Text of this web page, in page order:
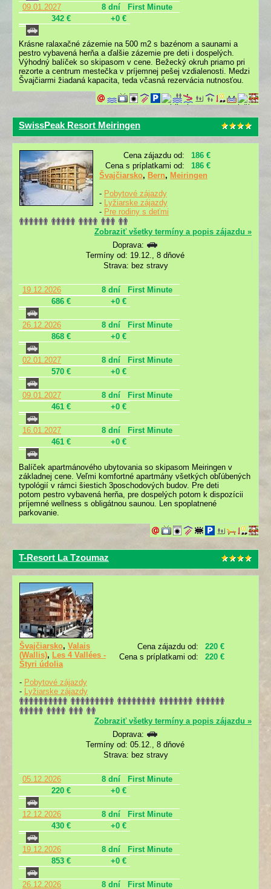
09.01.2027 8 dní
First Minute
342 €
+0 €
Krásne ralaxačné zázemie na 500 m2 s bazénom a saunami a
pestro vybavená herňa a ďalšie zázemie pre deti i dospelých.
Výhodný balíček so skipasom v cene. Bežecký okruh priamo pri
rezorte a centrum mestečka v príjemnej pešej vzdialenosti. Medzi
Švajčiarmi žiadaná kapacita, teda včasná rezervácia nutnosťou.
SwissPeak Resort Meiringen
Cena zájazdu od:
186 €
Cena s príplatkami od:
186 €
Švajčiarsko, Bern, Meiringen
- Pobytové zájazdy
- Lyžiarske zájazdy
- Pre rodiny s deťmi
Zobraziť všetky termíny a popis zájazdu »
Doprava:
Termíny od: 19.12., 8 dňové
Strava: bez stravy
19.12.2026 8 dní
First Minute
686 €
+0 €
26.12.2026 8 dní
First Minute
868 €
+0 €
02.01.2027 8 dní
First Minute
570 €
+0 €
09.01.2027 8 dní
First Minute
461 €
+0 €
16.01.2027 8 dní
First Minute
461 €
+0 €
Balíček apartmánového ubytovania so skipasom Meiringen v
základnej cene. Veľmi komfortné apartmány všetkých obľúbených
typológií v rámci šiestich 3poschodových budov. Pre deti
potom pestro vybavená herňa, pre dospelých potom k dispozícii
príjemné wellness s obligátnou saunou. Len spoplatnené
parkovanie.
T-Resort La Tzoumaz
Cena zájazdu od:
220 €
Cena s príplatkami od:
220 €
Švajčiarsko, Valais
(Wallis), Les 4 Vallées -
Štyri údolia
- Pobytové zájazdy
- Lyžiarske zájazdy
Zobraziť všetky termíny a popis zájazdu »
Doprava:
Termíny od: 05.12., 8 dňové
Strava: bez stravy
05.12.2026 8 dní
First Minute
220 €
+0 €
12.12.2026 8 dní
First Minute
430 €
+0 €
19.12.2026 8 dní
First Minute
853 €
+0 €
26.12.2026 8 dní
First Minute